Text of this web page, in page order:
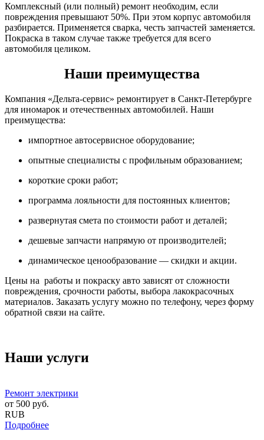
Комплексный (или полный) ремонт необходим, если
повреждения превышают 50%. При этом корпус автомобиля
разбирается. Применяется сварка, честь запчастей заменяется.
Покраска в таком случае также требуется для всего
автомобиля целиком.
Наши преимущества
Компания «Дельта-сервис» ремонтирует в Санкт-Петербурге
для иномарок и отечественных автомобилей. Наши
преимущества:
импортное автосервисное оборудование;
опытные специалисты с профильным образованием;
короткие сроки работ;
программа лояльности для постоянных клиентов;
развернутая смета по стоимости работ и деталей;
дешевые запчасти напрямую от производителей;
динамическое ценообразование — скидки и акции.
Цены на работы и покраску авто зависят от сложности
повреждения, срочности работы, выбора лакокрасочных
материалов. Заказать услугу можно по телефону, через форму
обратной связи на сайте.
Наши услуги
Ремонт электрики
от 500 руб.
RUB
Подробнее